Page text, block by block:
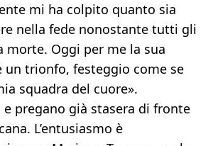
mi ha colpito quanto sia
nella fede nonostante tutti gli
morte. Oggi per me la sua
un trionfo, festeggio come se
squadra del cuore».
pregano già stasera di fronte
L’entusiasmo è